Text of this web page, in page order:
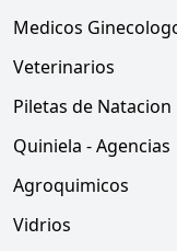
Medicos
Veterinarios
Piletas de Natacion
Quiniela - Agencias
Agroquimicos
Vidrios